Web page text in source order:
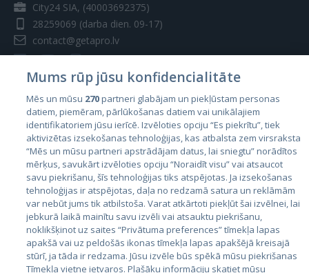
City24 SIA, (40003692375)
28259069 (darba dien. 09-17)
contact@getapro.lv
Valstis
Igaunija
Latvija
Lietuva
Mums rūp jūsu konfidencialitāte
Mēs un mūsu 270partneri glabājam un piekļūstam personas
datiem, piemēram, pārlūkošanas datiem vai unikālajiem
identifikatoriem jūsu ierīcē. Izvēloties opciju “Es piekrītu”, tiek
aktivizētas izsekošanas tehnoloģijas, kas atbalsta zem virsraksta
“Mēs un mūsu partneri apstrādājam datus, lai sniegtu” norādītos
mērķus, savukārt izvēloties opciju “Noraidīt visu” vai atsaucot
savu piekrišanu, šīs tehnoloģijas tiks atspējotas. Ja izsekošanas
tehnoloģijas ir atspējotas, daļa no redzamā satura un reklāmām
var nebūt jums tik atbilstoša. Varat atkārtoti piekļūt šai izvēlnei, lai
jebkurā laikā mainītu savu izvēli vai atsauktu piekrišanu,
noklikšķinot uz saites “Privātuma preferences” tīmekļa lapas
apakšā vai uz peldošās ikonas tīmekļa lapas apakšējā kreisajā
stūrī, ja tāda ir redzama. Jūsu izvēle būs spēkā mūsu piekrišanas
Tīmekļa vietne ietvaros. Plašāku informāciju skatiet mūsu